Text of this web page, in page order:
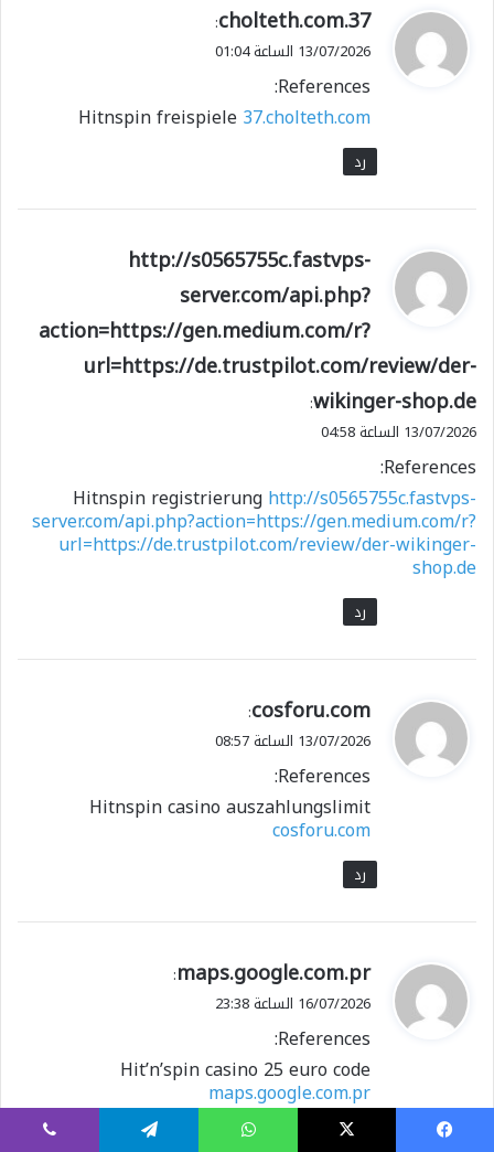
ي
ق
ل
37.cholteth.com
:
13/07/2026 الساعة 01:04
References:
Hitnspin freispiele37.cholteth.com
رد
ي
ق
و
ل
http://s0565755c.fastvps-
server.com/api.php?
action=https://gen.medium.com/r?
url=https://de.trustpilot.com/review/der-
wikinger-shop.de
:
13/07/2026 الساعة 04:58
References:
Hitnspin registrierunghttp://s0565755c.fastvps-
server.com/api.php?action=https://gen.medium.com/r?
url=https://de.trustpilot.com/review/der-wikinger-
shop.de
رد
ي
ق
ل
cosforu.com
:
13/07/2026 الساعة 08:57
References:
Hitnspin casino auszahlungslimit
cosforu.com
رد
ي
ق
ل
maps.google.com.pr
:
16/07/2026 الساعة 23:38
References:
Hit’n’spin casino 25 euro code
maps.google.com.pr